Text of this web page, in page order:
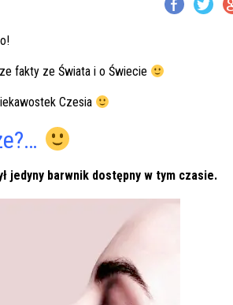
fakty ze Świata i o Świecie
Czesia
jedyny barwnik dostępny w tym czasie.